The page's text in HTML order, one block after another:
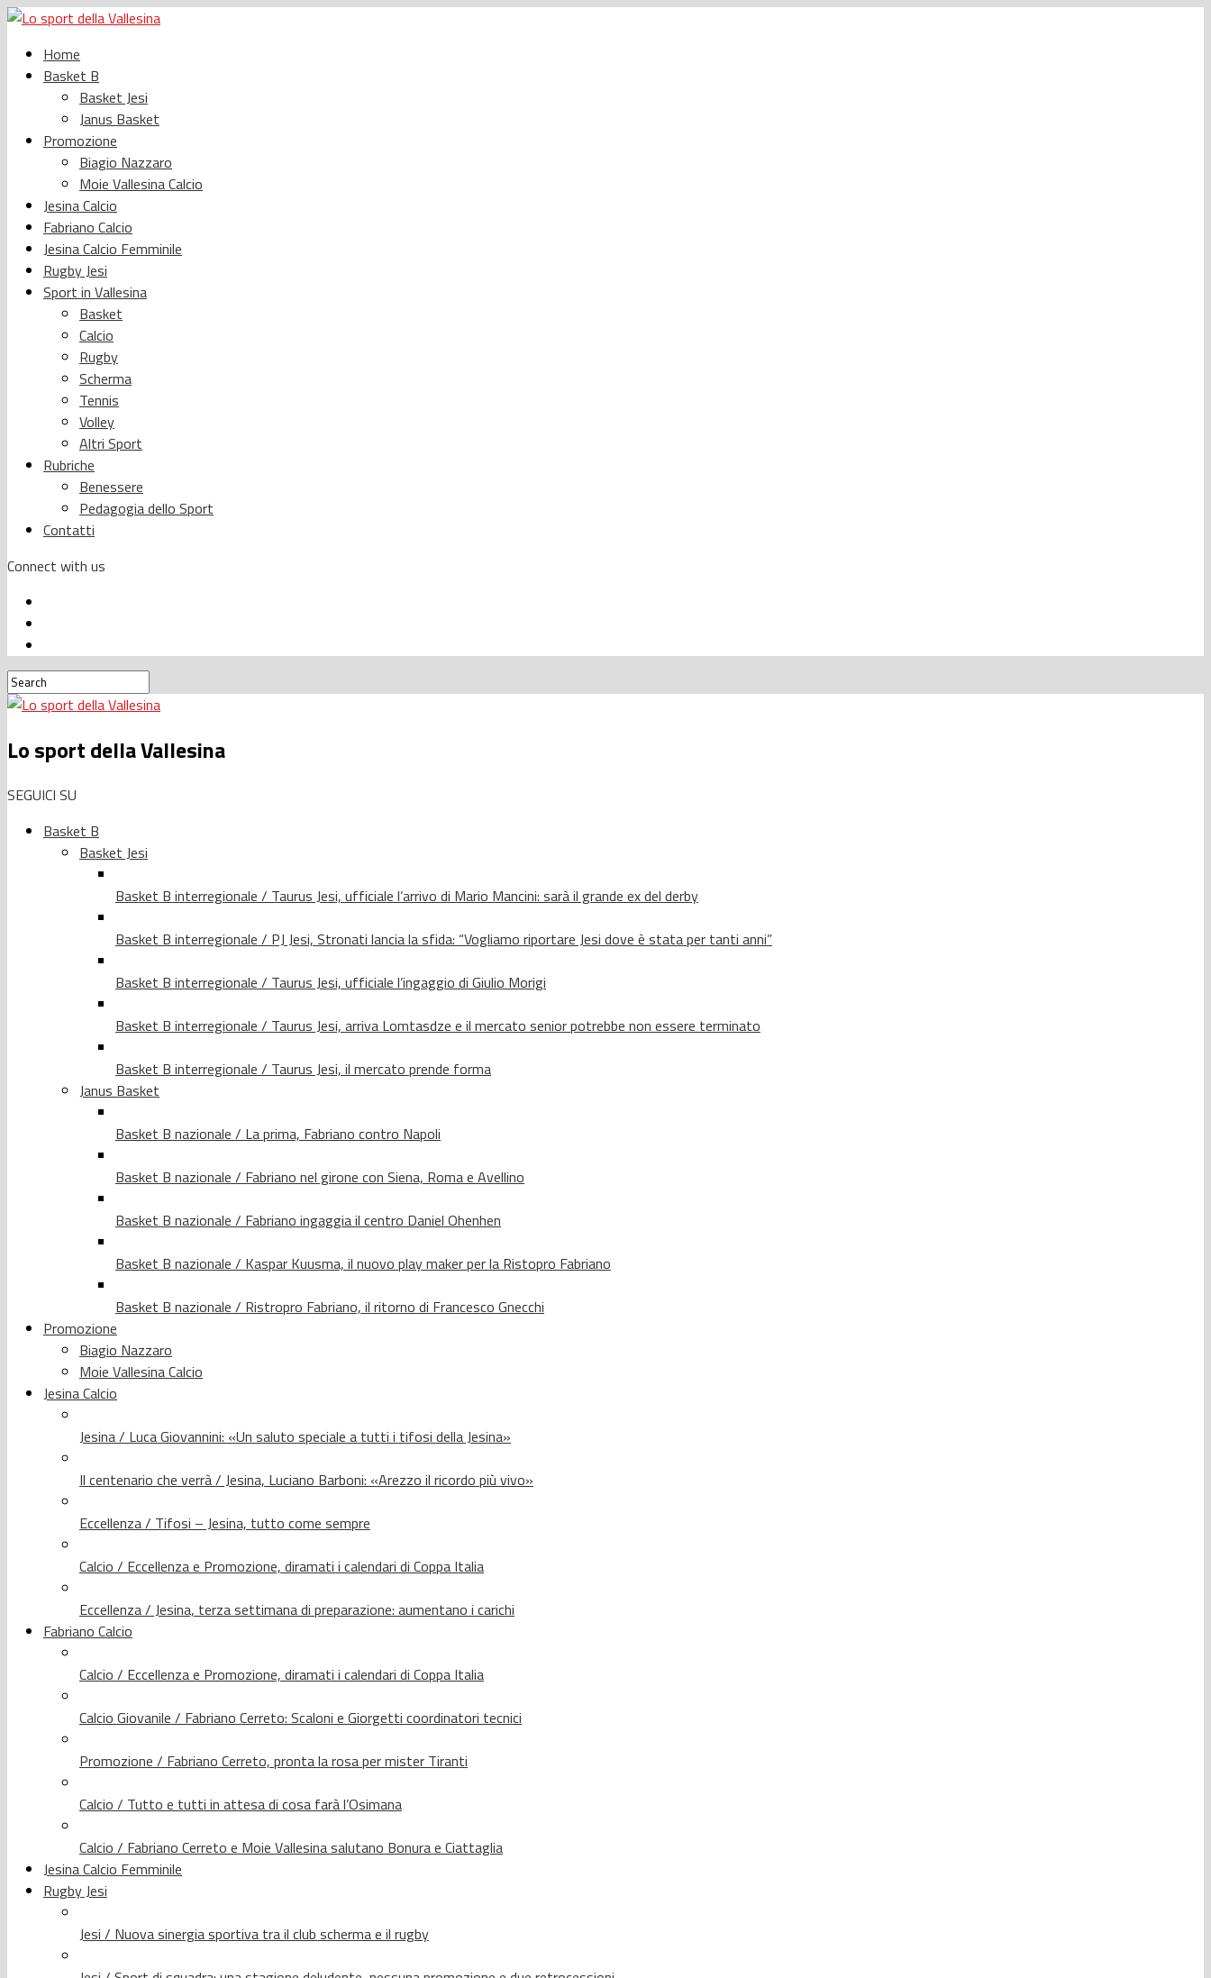
Home
Basket B
Basket Jesi
Janus Basket
Promozione
Biagio Nazzaro
Moie Vallesina Calcio
Jesina Calcio
Fabriano Calcio
Jesina Calcio Femminile
Rugby Jesi
Sport in Vallesina
Basket
Calcio
Rugby
Scherma
Tennis
Volley
Altri Sport
Rubriche
Benessere
Pedagogia dello Sport
Contatti
Connect with us
Lo sport della Vallesina
SEGUICI SU
Basket B
Basket Jesi
Basket B interregionale / Taurus Jesi, ufficiale l’arrivo di Mario Mancini: sarà il grande ex del derby
Basket B interregionale / PJ Jesi, Stronati lancia la sfida: “Vogliamo riportare Jesi dove è stata per tanti anni”
Basket B interregionale / Taurus Jesi, ufficiale l’ingaggio di Giulio Morigi
Basket B interregionale / Taurus Jesi, arriva Lomtasdze e il mercato senior potrebbe non essere terminato
Basket B interregionale / Taurus Jesi, il mercato prende forma
Janus Basket
Basket B nazionale / La prima, Fabriano contro Napoli
Basket B nazionale / Fabriano nel girone con Siena, Roma e Avellino
Basket B nazionale / Fabriano ingaggia il centro Daniel Ohenhen
Basket B nazionale / Kaspar Kuusma, il nuovo play maker per la Ristopro Fabriano
Basket B nazionale / Ristropro Fabriano, il ritorno di Francesco Gnecchi
Promozione
Biagio Nazzaro
Moie Vallesina Calcio
Jesina Calcio
Jesina / Luca Giovannini: «Un saluto speciale a tutti i tifosi della Jesina»
Il centenario che verrà / Jesina, Luciano Barboni: «Arezzo il ricordo più vivo»
Eccellenza / Tifosi – Jesina, tutto come sempre
Calcio / Eccellenza e Promozione, diramati i calendari di Coppa Italia
Eccellenza / Jesina, terza settimana di preparazione: aumentano i carichi
Fabriano Calcio
Calcio / Eccellenza e Promozione, diramati i calendari di Coppa Italia
Calcio Giovanile / Fabriano Cerreto: Scaloni e Giorgetti coordinatori tecnici
Promozione / Fabriano Cerreto, pronta la rosa per mister Tiranti
Calcio / Tutto e tutti in attesa di cosa farà l’Osimana
Calcio / Fabriano Cerreto e Moie Vallesina salutano Bonura e Ciattaglia
Jesina Calcio Femminile
Rugby Jesi
Jesi / Nuova sinergia sportiva tra il club scherma e il rugby